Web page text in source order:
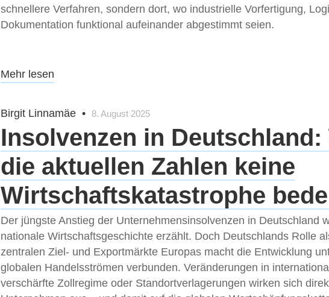
schnellere Verfahren, sondern dort, wo industrielle Vorfertigung,
Dokumentation funktional aufeinander abgestimmt seien.
Mehr lesen
Birgit Linnamäe • 8. August 2025
Insolvenzen in Deutschland:
die aktuellen Zahlen keine
Wirtschaftskatastrophe
Der jüngste Anstieg der Unternehmensinsolvenzen in Deutschland
nationale Wirtschaftsgeschichte erzählt. Doch Deutschlands Rolle
zentralen Ziel- und Exportmärkte Europas macht die Entwicklung
globalen Handelsströmen verbunden. Veränderungen in
verschärfte Zollregime oder Standortverlagerungen wirken sich